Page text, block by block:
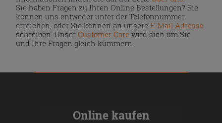
Sie haben Fragen zu Ihren Online Bestellungen? Sie
können uns entweder unter der Telefonnummer
erreichen, oder Sie können an unsereE-Mail Adresse
schreiben. UnserCustomer Care wird sich um Sie
und Ihre Fragen gleich kümmern.
Online kaufen